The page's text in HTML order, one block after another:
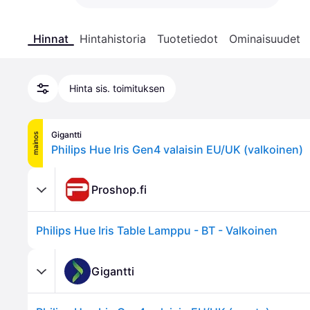
Hinnat Hintahistoria Tuotetiedot Ominaisuudet
Hinta sis. toimituksen
mainos Gigantti
Philips Hue Iris Gen4 valaisin EU/UK (valkoinen)
Proshop.fi
Philips Hue Iris Table Lamppu - BT - Valkoinen
Gigantti